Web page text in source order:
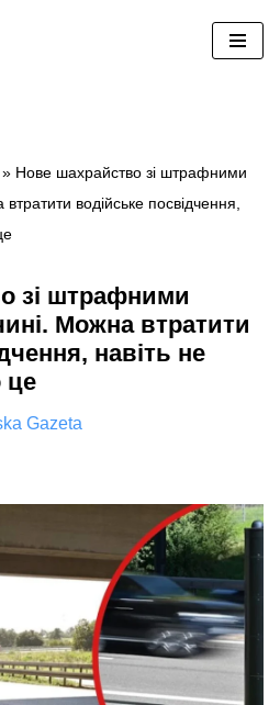
» Нове шахрайство зі штрафними
водійське посвідчення,
зі штрафними
Можна втратити
навіть не
це
Gazeta